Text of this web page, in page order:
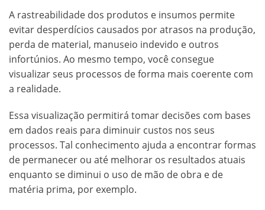
A rastreabilidade dos produtos e insumos permite
evitar desperdícios causados por atrasos na produção,
perda de material, manuseio indevido e outros
infortúnios. Ao mesmo tempo, você consegue
visualizar seus processos de forma mais coerente com
a realidade.
Essa visualização permitirá tomar decisões com bases
em dados reais para diminuir custos nos seus
processos. Tal conhecimento ajuda a encontrar formas
de permanecer ou até melhorar os resultados atuais
enquanto se diminui o uso de mão de obra e de
matéria prima, por exemplo.